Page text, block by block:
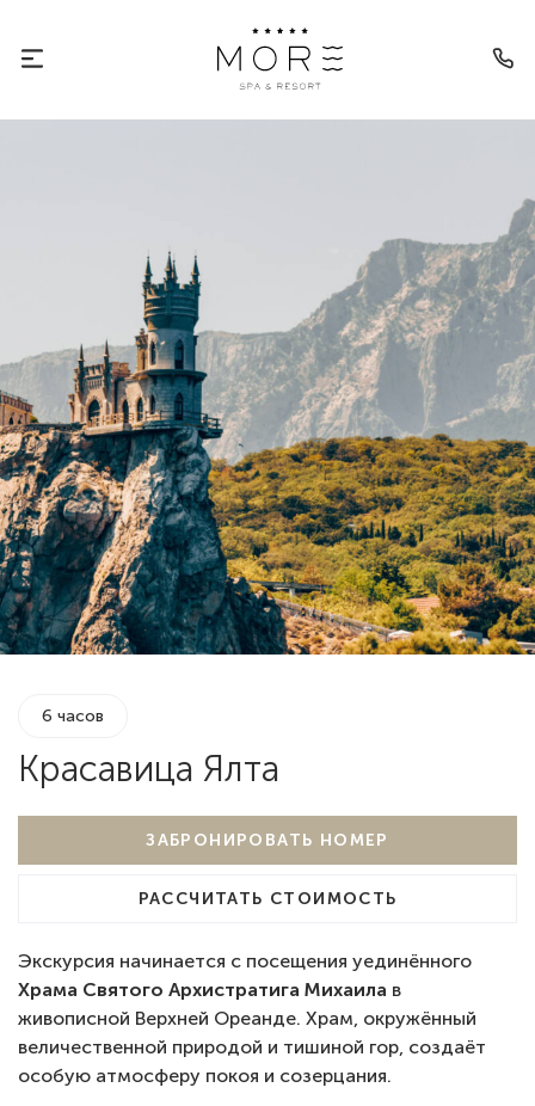
6 часов
Красавица Ялта
ЗАБРОНИРОВАТЬ НОМЕР
РАССЧИТАТЬ СТОИМОСТЬ
Экскурсия начинается с посещения уединённого
Храма Святого Архистратига Михаила в
живописной Верхней Ореанде. Храм, окружённый
величественной природой и тишиной гор, создаёт
особую атмосферу покоя и созерцания.